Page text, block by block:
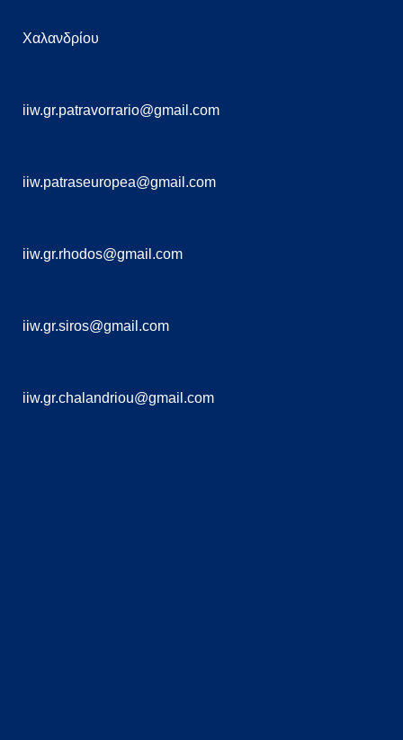
Χαλανδρίου
iiw.gr.patravorrario@gmail.com
iiw.patraseuropea@gmail.com
iiw.gr.rhodos@gmail.com
iiw.gr.siros@gmail.com
iiw.gr.chalandriou@gmail.com